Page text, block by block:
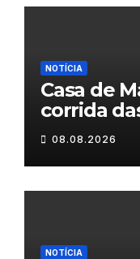
NOTÍCIA
Casa de
corrida
08.08.2026
NOTÍCIA